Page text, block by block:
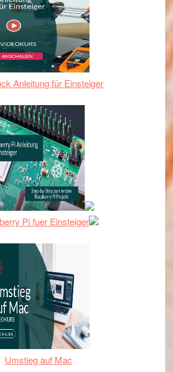
Anleitung für Einsteiger
Pi fuer Einsteiger
Umstieg auf Mac